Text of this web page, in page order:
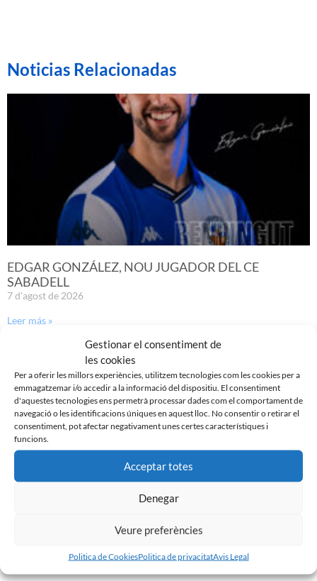
Gestionar el consentiment de
les cookies
Per a oferir les millors experiències, utilitzem tecnologies com les cookies per a
emmagatzemar i/o accedir a la informació del dispositiu. El consentiment
d'aquestes tecnologies ens permetrà processar dades com el comportament de
navegació o les identificacions úniques en aquest lloc. No consentir o retirar el
consentiment, pot afectar negativament unes certes característiques i
funcions.
Acceptar totes
Denegar
Veure preferències
Politica de CookiesPolitica de privacitatAvis Legal
Noticias Relacionadas
EDGAR GONZÁLEZ, NOU JUGADOR DEL CE
SABADELL
7 d'agost de 2026
Leer más »
GASTÓN VALLES, NOU JUGADOR DEL CE SABADELL